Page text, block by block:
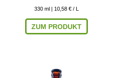
330 ml | 10,58 € / L
ZUM PRODUKT